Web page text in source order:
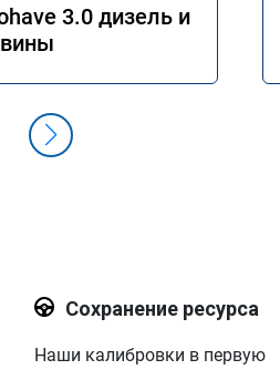
3.0 дизель и
Сохранение ресурса
Наши калибровки в первую